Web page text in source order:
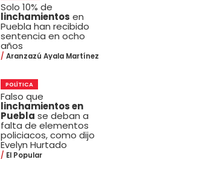
Solo 10% de
linchamientos en
Puebla han recibido
sentencia en ocho
años
Aranzazú Ayala Martínez
POLÍTICA
Falso que
linchamientos en
Puebla se deban a
falta de elementos
policiacos, como dijo
Evelyn Hurtado
El Popular